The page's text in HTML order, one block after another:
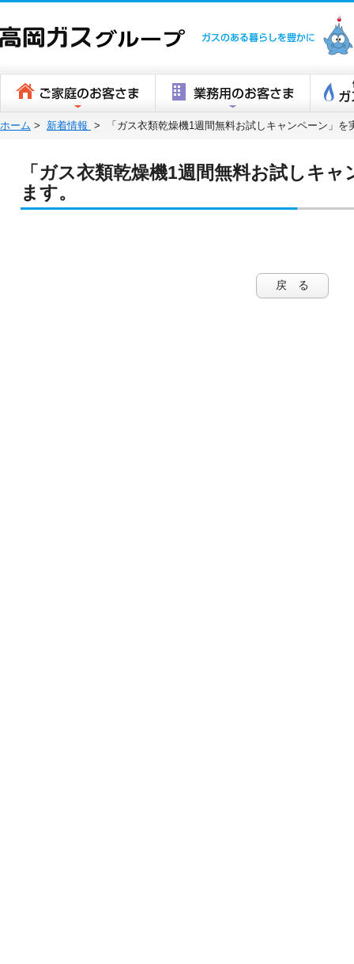
高岡ガスグ
ホーム > 新着情報 > 「ガス衣類乾燥機1週間無料お試しキャンペーン」を
「ガス衣類乾燥機1週間無料お試しキ
ます。
戻 る